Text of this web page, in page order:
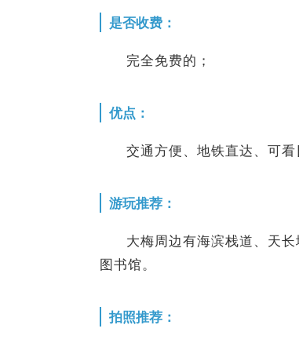
是否收费：
完全免费的；
优点：
交通方便、地铁直达、可
游玩推荐：
大梅周边有海滨栈道、天
图书馆。
拍照推荐：